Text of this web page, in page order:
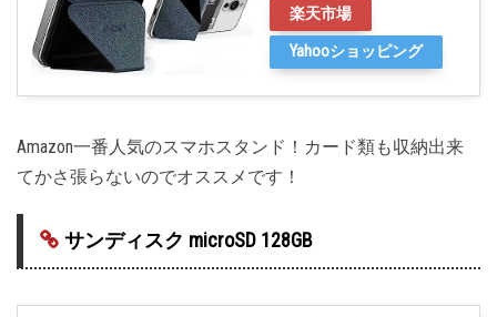
楽天市場
Yahooショッピング
Amazon一番人気のスマホスタンド！カード類も収納出来
てかさ張らないのでオススメです！
サンディスク microSD 128GB